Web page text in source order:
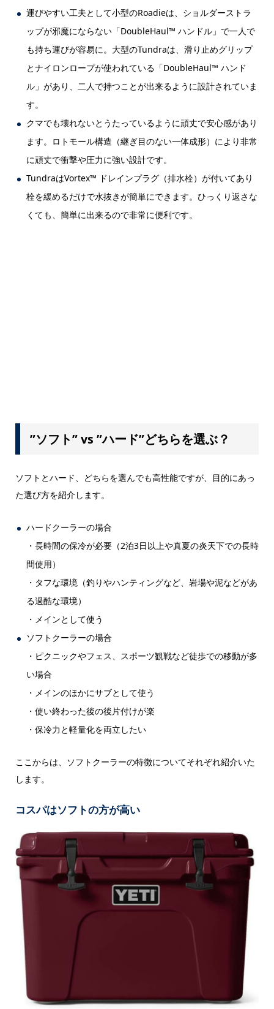
運びやすい工夫として小型のRoadieは、ショルダーストラ
ップが邪魔にならない「DoubleHaul™ ハンドル」で一人で
も持ち運びが容易に。大型のTundraは、滑り止めグリップ
とナイロンロープが使われている「DoubleHaul™ ハンド
ル」があり、二人で持つことが出来るように設計されていま
す。
クマでも壊れないとうたっているように頑丈で安心感があり
ます。ロトモール構造（継ぎ目のない一体成形）により非常
に頑丈で衝撃や圧力に強い設計です。
TundraはVortex™ ドレインプラグ（排水栓）が付いてあり
栓を緩めるだけで水抜きが簡単にできます。ひっくり返さな
くても、簡単に出来るので非常に便利です。
”ソフト” vs ”ハード”どちらを選ぶ？
ソフトとハード、どちらを選んでも高性能ですが、目的にあっ
た選び方を紹介します。
ハードクーラーの場合
・長時間の保冷が必要（2泊3日以上や真夏の炎天下での長時
間使用）
・タフな環境（釣りやハンティングなど、岩場や泥などがあ
る過酷な環境）
・メインとして使う
ソフトクーラーの場合
・ピクニックやフェス、スポーツ観戦など徒歩での移動が多
い場合
・メインのほかにサブとして使う
・使い終わった後の後片付けが楽
・保冷力と軽量化を両立したい
ここからは、ソフトクーラーの特徴についてそれぞれ紹介いた
します。
コスパはソフトの方が高い